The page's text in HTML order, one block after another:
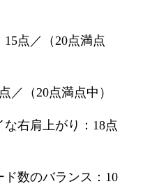
点／（20点満点
／（20点満点中）
右肩上がり：18点
数のバランス：10